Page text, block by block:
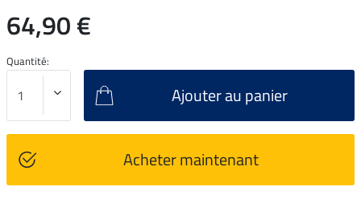
64,90 €
Quantité:
Ajouter au panier
Acheter maintenant